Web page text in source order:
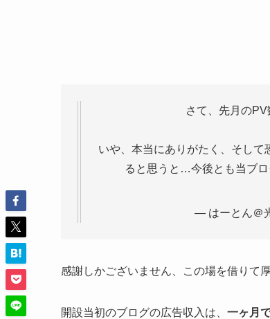
さて、先月の
いや、本当にありがたく、そし
ると思うと…今後とも当ブロ
— はーとん＠
感謝しかございません、この場を借りて
開設当初のブログの広告収入は、 一ヶ月